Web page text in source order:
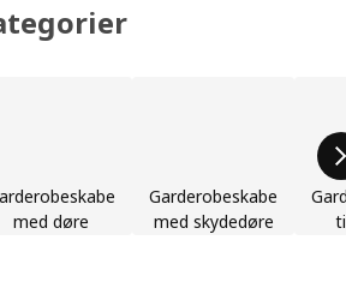
med døre
Garderobeskabe
med skydedøre